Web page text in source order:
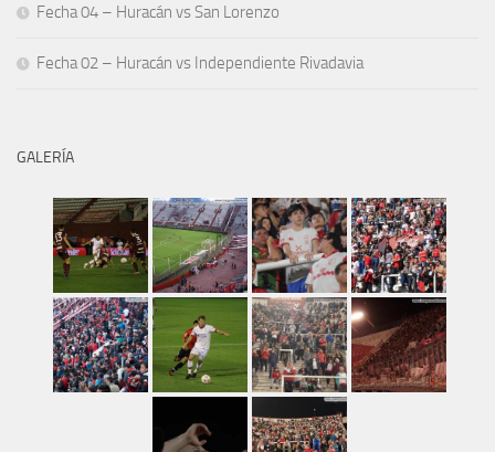
Fecha 04 – Huracán vs San Lorenzo
Fecha 02 – Huracán vs Independiente Rivadavia
GALERÍA